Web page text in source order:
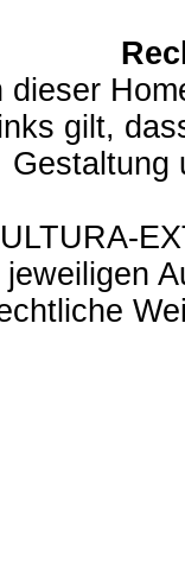
dieser
gilt,
Gestaltung